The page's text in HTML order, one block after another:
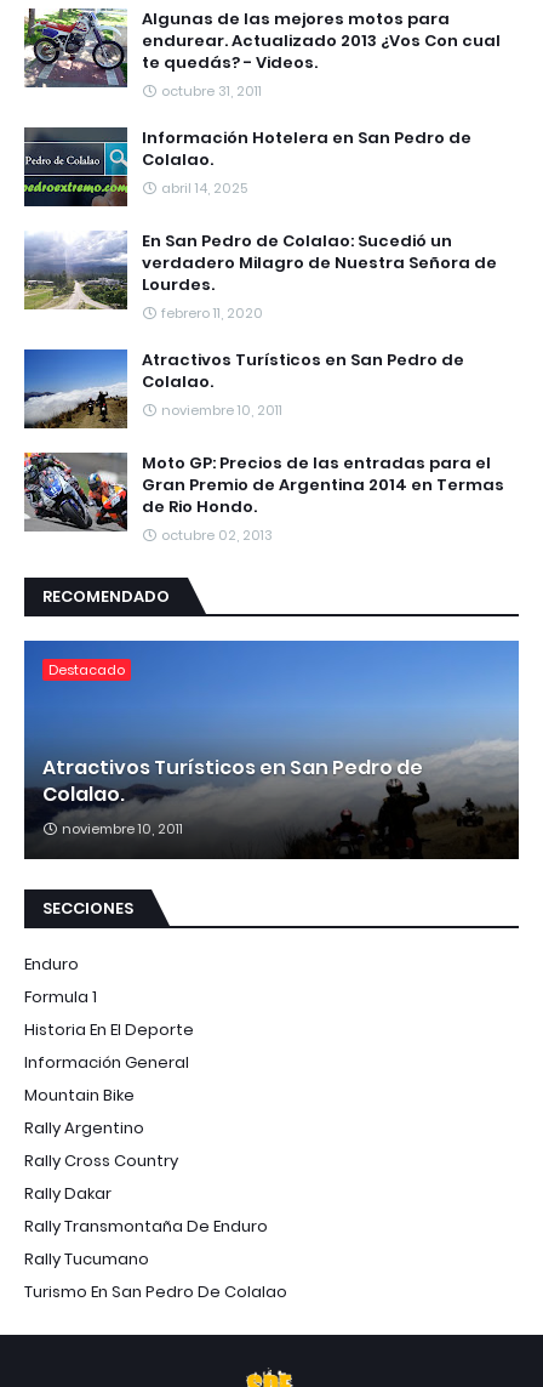
Algunas de las mejores motos para
endurear. Actualizado 2013 ¿Vos Con cual
te quedás? - Videos.
octubre 31, 2011
Información Hotelera en San Pedro de
Colalao.
abril 14, 2025
En San Pedro de Colalao: Sucedió un
verdadero Milagro de Nuestra Señora de
Lourdes.
febrero 11, 2020
Atractivos Turísticos en San Pedro de
Colalao.
noviembre 10, 2011
Moto GP: Precios de las entradas para el
Gran Premio de Argentina 2014 en Termas
de Rio Hondo.
octubre 02, 2013
RECOMENDADO
Destacado
Atractivos Turísticos en San Pedro de
Colalao.
noviembre 10, 2011
SECCIONES
Enduro
Formula 1
Historia En El Deporte
Información General
Mountain Bike
Rally Argentino
Rally Cross Country
Rally Dakar
Rally Transmontaña De Enduro
Rally Tucumano
Turismo En San Pedro De Colalao